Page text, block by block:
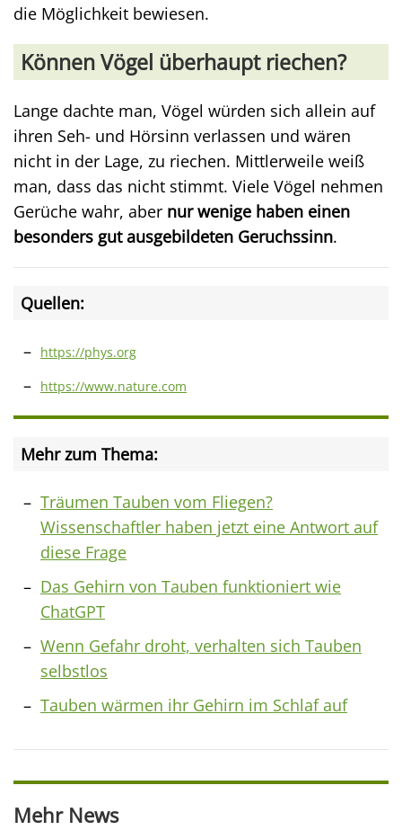
die Möglichkeit bewiesen.
Können Vögel überhaupt riechen?
Lange dachte man, Vögel würden sich allein auf
ihren Seh- und Hörsinn verlassen und wären
nicht in der Lage, zu riechen. Mittlerweile weiß
man, dass das nicht stimmt. Viele Vögel nehmen
Gerüche wahr, aber nur wenige haben einen
besonders gut ausgebildeten Geruchssinn.
Quellen:
https://phys.org
https://www.nature.com
Mehr zum Thema:
Träumen Tauben vom Fliegen?
Wissenschaftler haben jetzt eine Antwort auf
diese Frage
Das Gehirn von Tauben funktioniert wie
ChatGPT
Wenn Gefahr droht, verhalten sich Tauben
selbstlos
Tauben wärmen ihr Gehirn im Schlaf auf
Mehr News